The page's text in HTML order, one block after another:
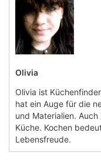
Olivia
Olivia ist
hat ein Auge für die
und Materialien.
Küche. Kochen
Lebensfreude.